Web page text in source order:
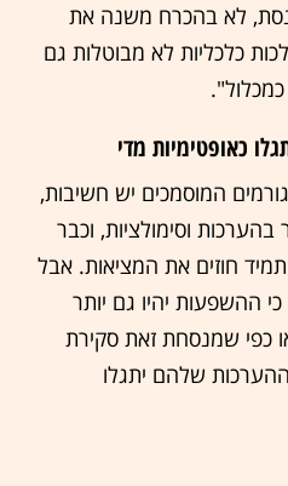
לא בהכרח משנה את
כלכליות לא מבוטלות גם
כאופטימיות מדי
המוסמכים יש חשיבות,
וסימולציות, וכבר
חוזים את המציאות. אבל
כי ההשפעות יהיו גם יותר
כפי שמנסחת זאת סקירת
שלהם יתגלו